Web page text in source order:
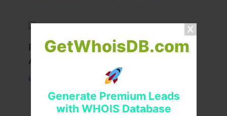
GetWhoisDB.com
Generate Premium Leads
with WHOIS Database
Peptide Therapy in Wentzville: Anti-
Aging & Recovery Breakthrough
Leave a Comment Health/ By